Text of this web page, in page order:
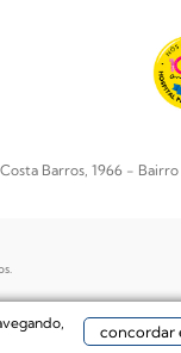
Costa Barros, 1966 -
concordar